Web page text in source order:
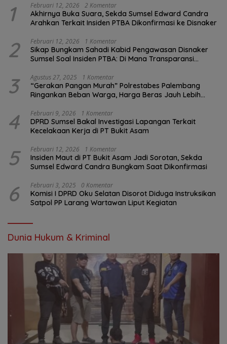
1 Februari 12, 2026 2 Komentar
Akhirnya Buka Suara, Sekda Sumsel Edward Candra
Arahkan Terkait Insiden PTBA Dikonfirmasi ke Disnaker
2 Februari 12, 2026 1 Komentar
Sikap Bungkam Sahadi Kabid Pengawasan Disnaker
Sumsel Soal Insiden PTBA: Di Mana Transparansi
3 Agustus 27, 2025 1 Komentar
“Gerakan Pangan Murah” Polrestabes Palembang
Ringankan Beban Warga, Harga Beras Jauh Lebih
4 Februari 9, 2026 1 Komentar
DPRD Sumsel Bakal Investigasi Lapangan Terkait
Kecelakaan Kerja di PT Bukit Asam
5 Februari 12, 2026 1 Komentar
Insiden Maut di PT Bukit Asam Jadi Sorotan, Sekda
Sumsel Edward Candra Bungkam Saat Dikonfirmasi
6 Februari 3, 2025 0 Komentar
Komisi I DPRD Oku Selatan Disorot Diduga Instruksikan
Satpol PP Larang Wartawan Liput Kegiatan
Dunia Hukum & Kriminal